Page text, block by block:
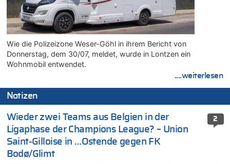
Wie die Polizeizone Weser-Göhl in ihrem Bericht von
Donnerstag, dem 30/07, meldet, wurde in Lontzen ein
Wohnmobil entwendet.
....weiterlesen
Notizen
2
Wieder zwei Teams aus Belgien in der
Ligaphase der Champions League? – Union
Saint-Gilloise in …Ostende gegen FK
Bodø/Glimt